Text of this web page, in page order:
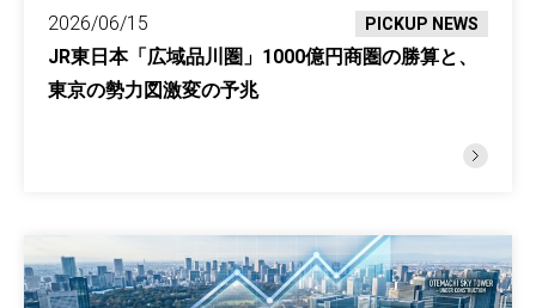
2026/06/15 PICKUP NEWS
JR東日本「広域品川圏」1000億円商圏の勝算と、
東京の勢力図激変の予兆